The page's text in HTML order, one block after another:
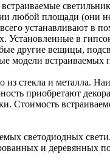
любой площади (они
устанавливают в
Установленные в
другие вещицы,
модели
стекла и металла.
приобретают
Стоимость
светодиодных
и деревянных